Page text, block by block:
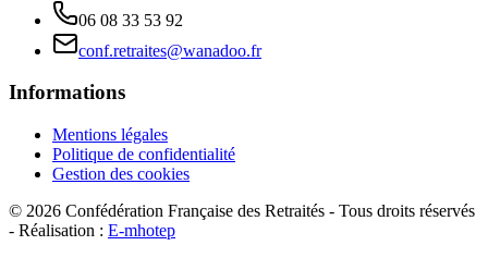
06 08 33 53 92
conf.retraites@wanadoo.fr
Informations
Mentions légales
Politique de confidentialité
Gestion des cookies
© 2026 Confédération Française des Retraités - Tous droits réservés
- Réalisation : E-mhotep